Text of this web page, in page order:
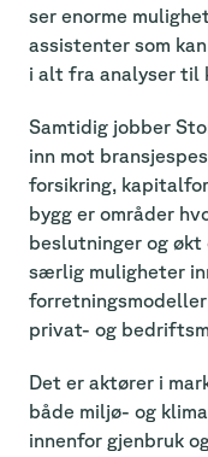
ser enorme
assistenter som
i alt fra analyser til
Samtidig jobber
inn mot
forsikring,
bygg er områder
beslutninger og
særlig muligheter
privat- og
Det er aktører i
både miljø- og
innenfor gjenbruk